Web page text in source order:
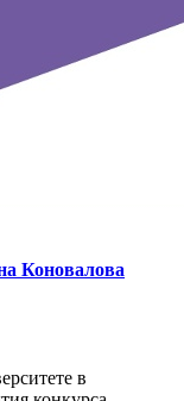
Коновалова
в